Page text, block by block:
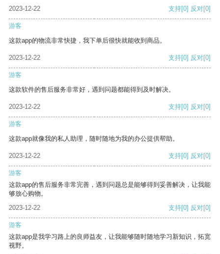
2023-12-22 支持[0] 反对[0]
游客
这款app的物流非常快捷，我下单后很快就能收到商品。
2023-12-22 支持[0] 反对[0]
游客
这款软件的售后服务非常好，遇到问题都能得到及时解决。
2023-12-22 支持[0] 反对[0]
游客
这款app就像我的私人助理，随时随地为我的办公提供帮助。
2023-12-22 支持[0] 反对[0]
游客
这款app的售后服务非常完善，遇到问题总是能够得到妥善解决，让我能
够放心购物。
2023-12-22
支持[0] 反对[0]
游客
这款app是我学习路上的良师益友，让我能够随时随地学习新知识，拓宽
视野。